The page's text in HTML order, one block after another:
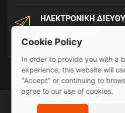
ΗΛΕΚΤΡΟΝΙΚΗ
© 2026 Julyr
Cookie Policy
In order to provide you with a
experience, this website will
"Accept" or continuing to
agree to our use of cookies.